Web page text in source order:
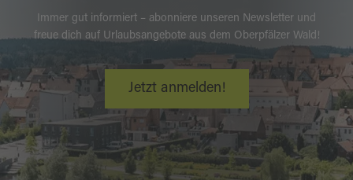
Immer gut informiert – abonniere unseren Newsletter und
freue dich auf Urlaubsangebote aus dem Oberpfälzer Wald!
Jetzt anmelden!